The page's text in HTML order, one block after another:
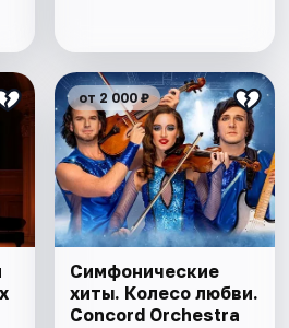
от 2 000 ₽
Симфонические
хиты. Колесо любви.
Concord Orchestra